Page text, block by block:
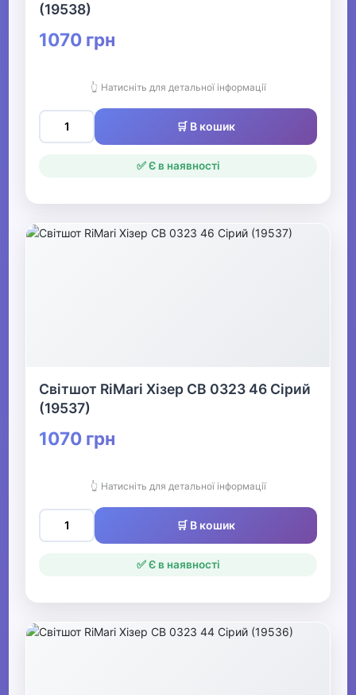
(19538)
1070 грн
👆 Натисніть для детальної інформації
🛒 В кошик
✅ Є в наявності
Світшот RiMari Хізер СВ 0323 46 Сірий
(19537)
1070 грн
👆 Натисніть для детальної інформації
🛒 В кошик
✅ Є в наявності